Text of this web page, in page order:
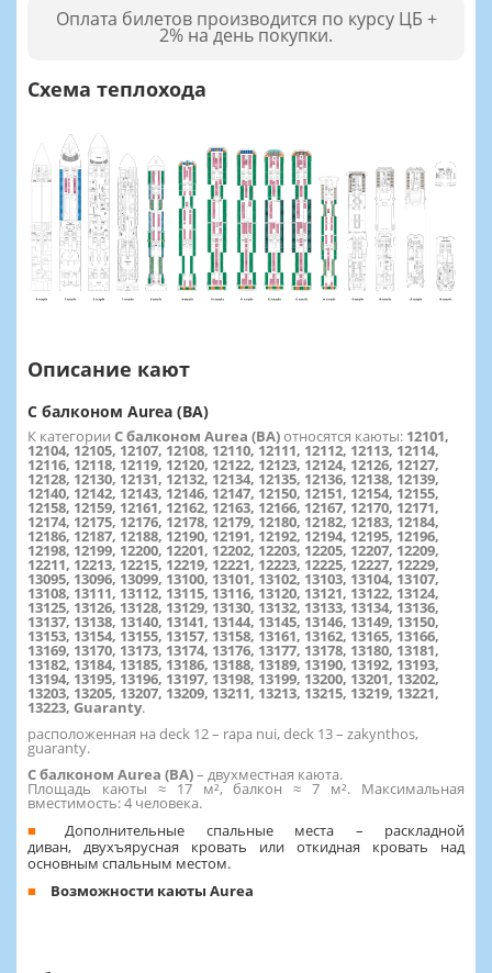
Оплата билетов производится по курсу ЦБ +
2% на день покупки.
Схема теплохода
Описание кают
С балконом Aurea (BA)
К категории С балконом Aurea (BA)относятся каюты: 12101,
12104, 12105, 12107, 12108, 12110, 12111, 12112, 12113, 12114,
12116, 12118, 12119, 12120, 12122, 12123, 12124, 12126, 12127,
12128, 12130, 12131, 12132, 12134, 12135, 12136, 12138, 12139,
12140, 12142, 12143, 12146, 12147, 12150, 12151, 12154, 12155,
12158, 12159, 12161, 12162, 12163, 12166, 12167, 12170, 12171,
12174, 12175, 12176, 12178, 12179, 12180, 12182, 12183, 12184,
12186, 12187, 12188, 12190, 12191, 12192, 12194, 12195, 12196,
12198, 12199, 12200, 12201, 12202, 12203, 12205, 12207, 12209,
12211, 12213, 12215, 12219, 12221, 12223, 12225, 12227, 12229,
13095, 13096, 13099, 13100, 13101, 13102, 13103, 13104, 13107,
13108, 13111, 13112, 13115, 13116, 13120, 13121, 13122, 13124,
13125, 13126, 13128, 13129, 13130, 13132, 13133, 13134, 13136,
13137, 13138, 13140, 13141, 13144, 13145, 13146, 13149, 13150,
13153, 13154, 13155, 13157, 13158, 13161, 13162, 13165, 13166,
13169, 13170, 13173, 13174, 13176, 13177, 13178, 13180, 13181,
13182, 13184, 13185, 13186, 13188, 13189, 13190, 13192, 13193,
13194, 13195, 13196, 13197, 13198, 13199, 13200, 13201, 13202,
13203, 13205, 13207, 13209, 13211, 13213, 13215, 13219, 13221,
13223, Guaranty.
расположенная на deck 12 – rapa nui, deck 13 – zakynthos,
guaranty.
С балконом Aurea (BA)– двухместная каюта.
Площадь каюты ≈ 17 м², балкон ≈ 7 м². Максимальная
вместимость: 4 человека.
Дополнительные спальные места – раскладной
диван, двухъярусная кровать или откидная кровать над
основным спальным местом.
Возможности каюты Aurea